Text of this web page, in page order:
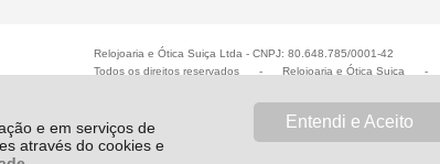
e em serviços de
através do cookies e
Entendi e Aceito
Relojoaria e Ótica Suiça Ltda - CNPJ: 80.648.785/0001-42
Todos os direitos reservados
- Relojoaria e Ótica Suiça -